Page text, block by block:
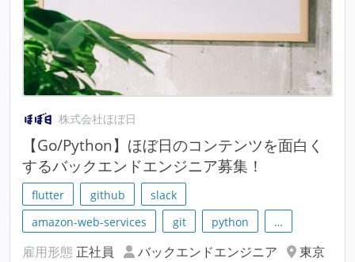
株式会社ほぼ日
【Go/Python】ほぼ日のコンテンツを面白く
するバックエンドエンジニア募集！
flutter github
slack
amazon-web-services
git python …
雇用形態 正社員 バックエンドエンジニア
東京